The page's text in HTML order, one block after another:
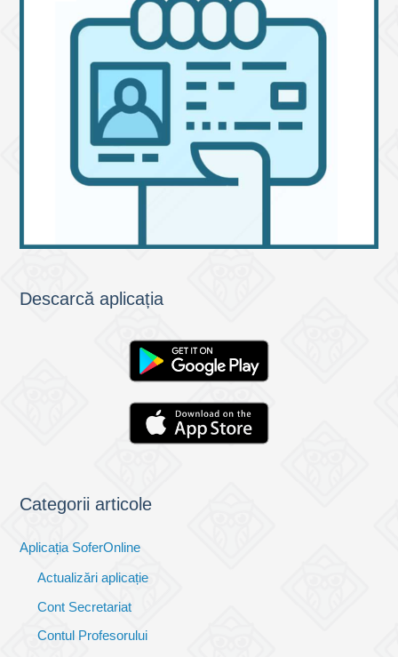
Descarcă aplicația
Categorii articole
Aplicația SoferOnline
Actualizări aplicație
Cont Secretariat
Contul Profesorului